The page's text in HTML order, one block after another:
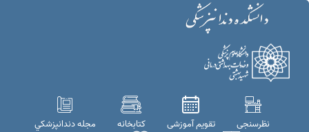
نظرسنجی تقویم آموزشی کتابخانه مجله دندانپزشكي